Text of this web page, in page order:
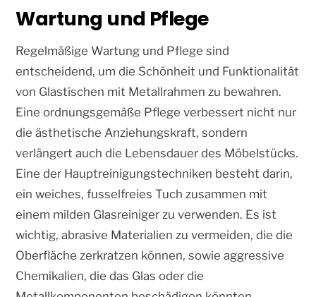
Wartung und Pflege
Regelmäßige Wartung und Pflege sind
entscheidend, um die Schönheit und Funktionalität
von Glastischen mit Metallrahmen zu bewahren.
Eine ordnungsgemäße Pflege verbessert nicht nur
die ästhetische Anziehungskraft, sondern
verlängert auch die Lebensdauer des Möbelstücks.
Eine der Hauptreinigungstechniken besteht darin,
ein weiches, fusselfreies Tuch zusammen mit
einem milden Glasreiniger zu verwenden. Es ist
wichtig, abrasive Materialien zu vermeiden, die die
Oberfläche zerkratzen können, sowie aggressive
Chemikalien, die das Glas oder die